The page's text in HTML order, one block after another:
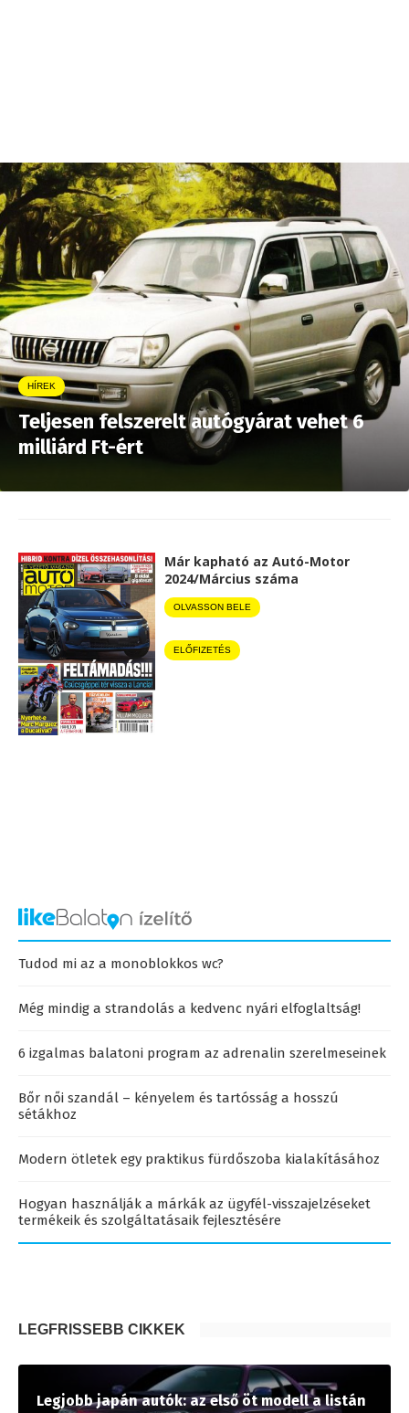
HÍREK
Teljesen felszerelt autógyárat vehet 6
milliárd Ft-ért
Már kapható az Autó-Motor
2024/Március száma
OLVASSON BELE
ELŐFIZETÉS
Tudod mi az a monoblokkos wc?
Még mindig a strandolás a kedvenc nyári elfoglaltság!
6 izgalmas balatoni program az adrenalin szerelmeseinek
Bőr női szandál – kényelem és tartósság a hosszú
sétákhoz
Modern ötletek egy praktikus fürdőszoba kialakításához
Hogyan használják a márkák az ügyfél-visszajelzéseket
termékeik és szolgáltatásaik fejlesztésére
LEGFRISSEBB CIKKEK
Legjobb japán autók: az első öt modell a listán